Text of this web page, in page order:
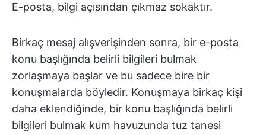
E-posta, bilgi açısından çıkmaz sokaktır.
Birkaç mesaj alışverişinden sonra, bir e-posta
konu başlığında belirli bilgileri bulmak
zorlaşmaya başlar ve bu sadece bire bir
konuşmalarda böyledir. Konuşmaya birkaç kişi
daha eklendiğinde, bir konu başlığında belirli
bilgileri bulmak kum havuzunda tuz tanesi